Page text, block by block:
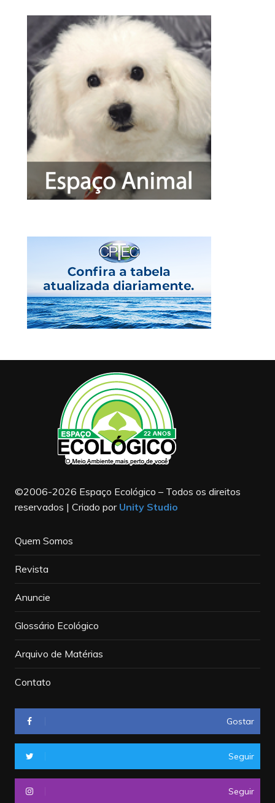
©2006-2026 Espaço Ecológico – Todos os direitos
reservados | Criado por Unity Studio
Quem Somos
Revista
Anuncie
Glossário Ecológico
Arquivo de Matérias
Contato
Gostar
Seguir
Seguir